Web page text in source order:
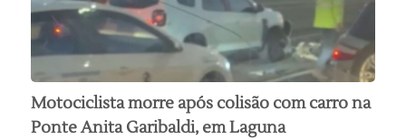
Motociclista morre após colisão com carro na
Ponte Anita Garibaldi, em Laguna